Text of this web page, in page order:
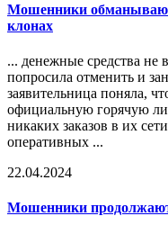
Мошенники обман
клонах
... денежные средства не
попросила отменить и
заявительница поняла,
официальную горячую
никаких заказов в их
оперативных ...
22.04.2024
Мошенники